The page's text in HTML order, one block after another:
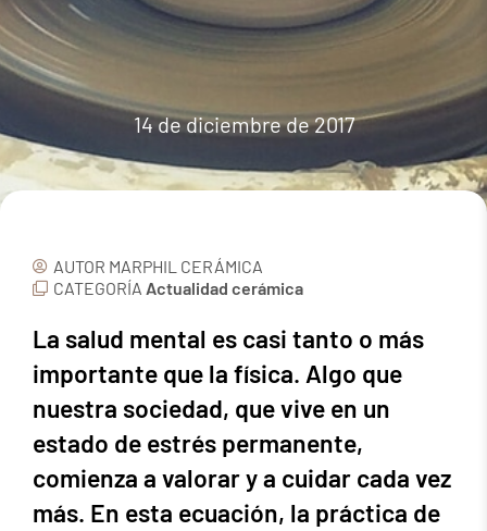
14 de diciembre de 2017
AUTOR MARPHIL CERÁMICA
CATEGORÍA Actualidad cerámica
La salud mental es casi tanto o más
importante que la física. Algo que
nuestra sociedad, que vive en un
estado de estrés permanente,
comienza a valorar y a cuidar cada vez
más. En esta ecuación, la práctica de